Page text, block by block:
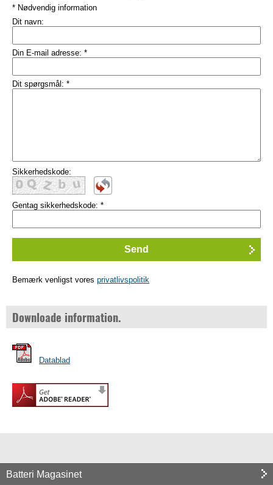
* Nødvendig information
Dit navn:
Din E-mail adresse: *
Dit spørgsmål: *
Sikkerhedskode:
Gentag sikkerhedskode: *
Bemærk venligst vores privatlivspolitik
Downloade information.
Datablad
Batteri Magasinet